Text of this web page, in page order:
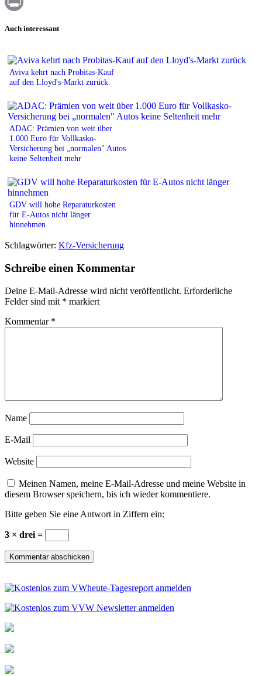
Auch interessant
Aviva kehrt nach Probitas-Kauf
auf den Lloyd's-Markt zurück
ADAC: Prämien von weit über
1.000 Euro für Vollkasko-
Versicherung bei „normalen" Autos
keine Seltenheit mehr
GDV will hohe Reparaturkosten
für E-Autos nicht länger
hinnehmen
Schlagwörter: Kfz-Versicherung
Schreibe einen Kommentar
Deine E-Mail-Adresse wird nicht veröffentlicht. Erforderliche
Felder sind mit * markiert
Kommentar *
Name
E-Mail
Website
Meinen Namen, meine E-Mail-Adresse und meine Website in
diesem Browser speichern, bis ich wieder kommentiere.
Bitte geben Sie eine Antwort in Ziffern ein:
3 × drei =